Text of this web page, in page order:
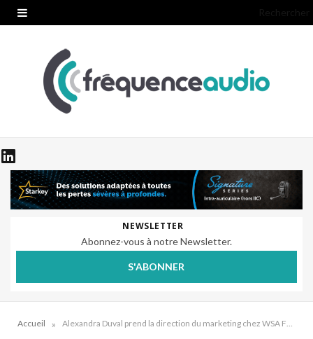
NEWSLETTER
Abonnez-vous à notre Newsletter.
S'ABONNER
Accueil » Alexandra Duval prend la direction du marketing chez WSA France